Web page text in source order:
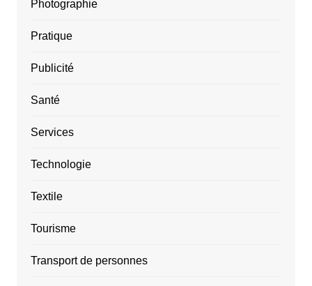
Photographie
Pratique
Publicité
Santé
Services
Technologie
Textile
Tourisme
Transport de personnes